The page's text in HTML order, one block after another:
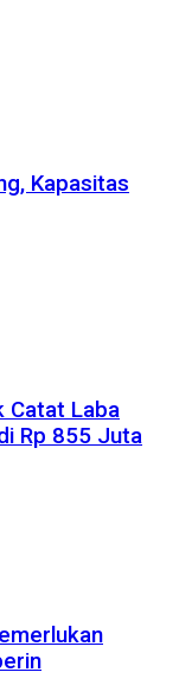
Kapasitas
Catat Laba
Rp 855 Juta